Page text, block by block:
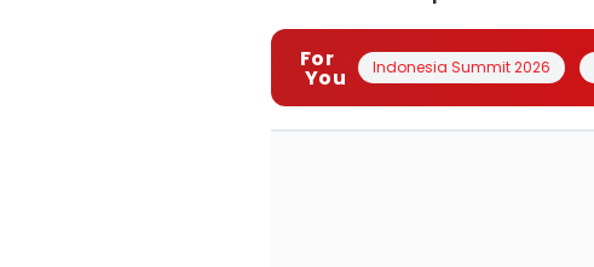
For
You Indonesia Summit 2026